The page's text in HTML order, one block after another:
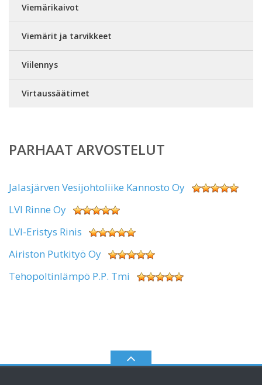
Viemärikaivot
Viemärit ja tarvikkeet
Viilennys
Virtaussäätimet
PARHAAT ARVOSTELUT
Jalasjärven Vesijohtoliike Kannosto Oy
LVI Rinne Oy
LVI-Eristys Rinis
Airiston Putkityö Oy
Tehopoltinlämpö P.P. Tmi